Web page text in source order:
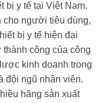
bị y tế tại Việt Nam.
cho người tiêu dùng,
bị y tế hiện đại
công của công
kinh doanh trong
đội ngũ nhân viên.
hãng sản xuất